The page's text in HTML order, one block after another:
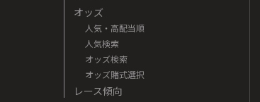
オッズ
人気・高配当順
人気検索
オッズ検索
オッズ賭式選択
レース傾向